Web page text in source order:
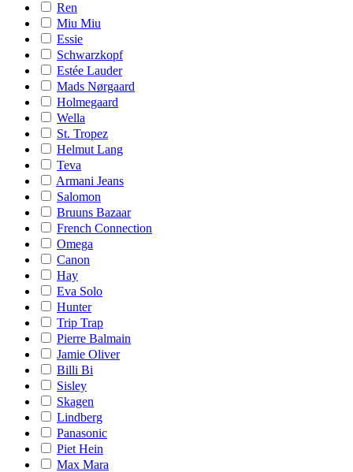
Ren
Miu Miu
Essie
Schwarzkopf
Estée Lauder
Mads Nørgaard
Holmegaard
Wella
St. Tropez
Helmut Lang
Teva
Armani Jeans
Salomon
Bruuns Bazaar
French Connection
Omega
Canon
Hay
Eva Solo
Hunter
Trip Trap
Pierre Balmain
Jamie Oliver
Billi Bi
Sisley
Skagen
Lindberg
Panasonic
Piet Hein
Max Mara